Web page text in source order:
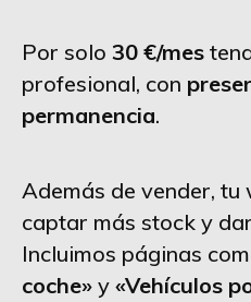
Por solo 30 €/mes
profesional, con
permanencia.
Además de vender, tu
captar más stock y
Incluimos páginas
coche» y «Vehículos